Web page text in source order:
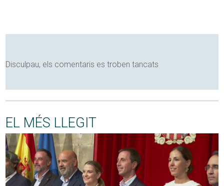
Disculpau, els comentaris es troben tancats
EL MÉS LLEGIT